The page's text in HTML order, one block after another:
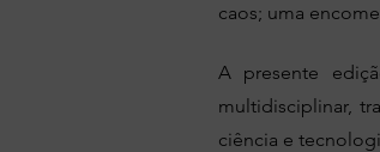
caos; uma
A presente
multidisciplinar,
ciência e